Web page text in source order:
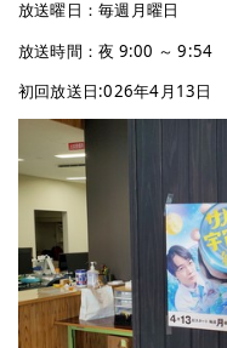
放送曜日：毎週月曜日
放送時間：夜 9:00 ～ 9:54
初回放送日:026年4月13日